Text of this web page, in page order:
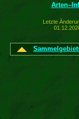
Letzte